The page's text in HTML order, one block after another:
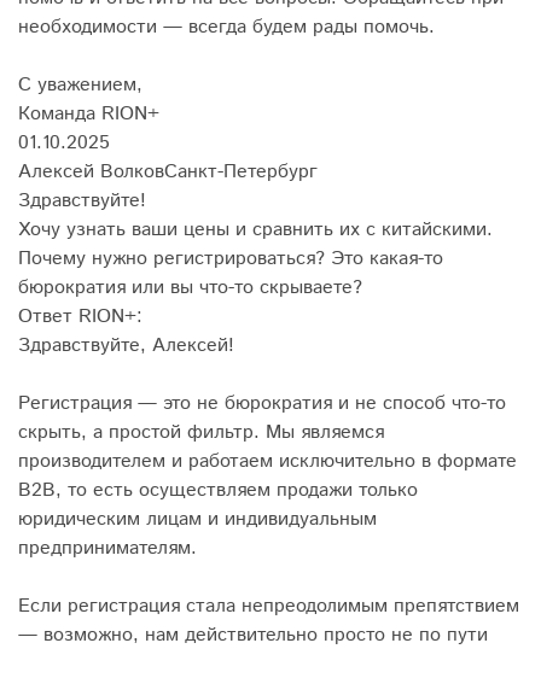
необходимости — всегда будем рады помочь.
С уважением,
Команда RION+
01.10.2025
Алексей ВолковСанкт-Петербург
Здравствуйте!
Хочу узнать ваши цены и сравнить их с китайскими.
Почему нужно регистрироваться? Это какая-то
бюрократия или вы что-то скрываете?
Ответ RION+:
Здравствуйте, Алексей!
Регистрация — это не бюрократия и не способ что-то
скрыть, а простой фильтр. Мы являемся
производителем и работаем исключительно в формате
B2B, то есть осуществляем продажи только
юридическим лицам и индивидуальным
предпринимателям.
Если регистрация стала непреодолимым препятствием
— возможно, нам действительно просто не по пути